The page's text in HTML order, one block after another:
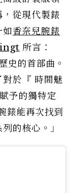
從現代製錶
如香奈兒腕錶
所言：
史的首部曲。
於『 時間魅
予的獨特定
能再次找到
的核心。」